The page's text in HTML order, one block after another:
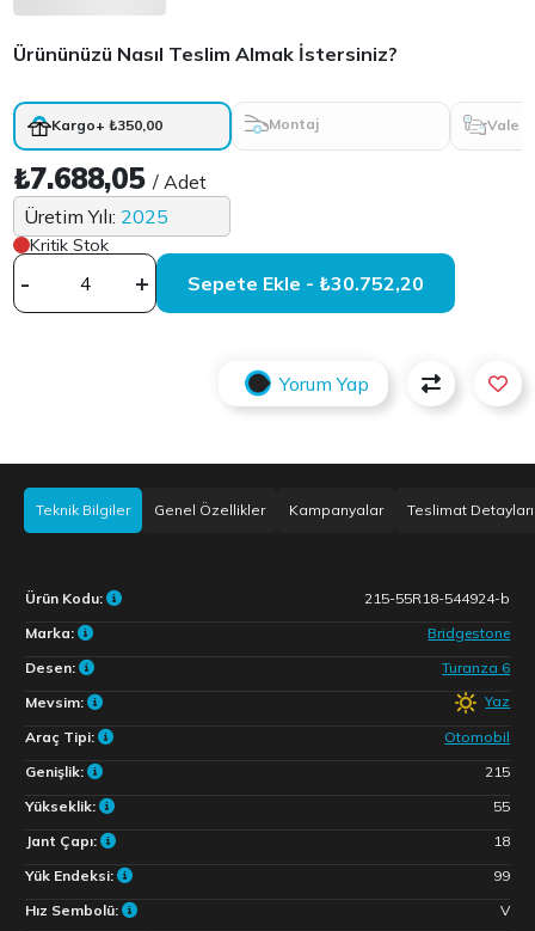
Ürününüzü Nasıl Teslim Almak İstersiniz?
Kargo+ ₺350,00 Montaj Vale
₺7.688,05/ Adet
Üretim Yılı: 2025
Kritik Stok
- + Sepete Ekle - ₺30.752,20
Yorum Yap
Teknik Bilgiler Genel Özellikler Kampanyalar Teslimat Detayları
Ürün Kodu:
215-55R18-544924-b
Marka:
Bridgestone
Desen:
Turanza 6
Mevsim:
Yaz
Araç Tipi:
Otomobil
Genişlik:
215
Yükseklik:
55
Jant Çapı:
18
Yük Endeksi:
99
Hız Sembolü:
V